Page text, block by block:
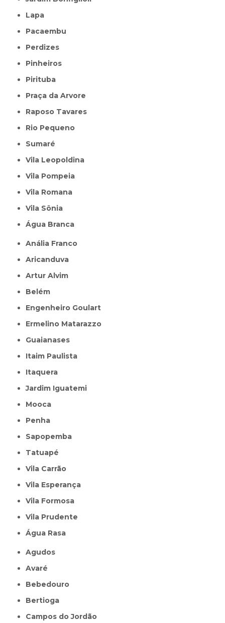
Lapa
Pacaembu
Perdizes
Pinheiros
Pirituba
Praça da Arvore
Raposo Tavares
Rio Pequeno
Sumaré
Vila Leopoldina
Vila Pompeia
Vila Romana
Vila Sônia
Água Branca
Anália Franco
Aricanduva
Artur Alvim
Belém
Engenheiro Goulart
Ermelino Matarazzo
Guaianases
Itaim Paulista
Itaquera
Jardim Iguatemi
Mooca
Penha
Sapopemba
Tatuapé
Vila Carrão
Vila Esperança
Vila Formosa
Vila Prudente
Água Rasa
Agudos
Avaré
Bebedouro
Bertioga
Campos do Jordão